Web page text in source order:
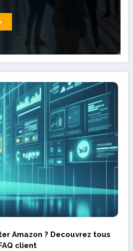
Amazon ? Decouvrez tous
client